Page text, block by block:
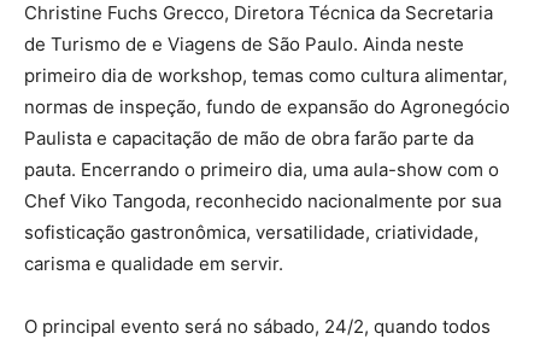
Christine Fuchs Grecco, Diretora Técnica da Secretaria
de Turismo de e Viagens de São Paulo. Ainda neste
primeiro dia de workshop, temas como cultura alimentar,
normas de inspeção, fundo de expansão do Agronegócio
Paulista e capacitação de mão de obra farão parte da
pauta. Encerrando o primeiro dia, uma aula-show com o
Chef Viko Tangoda, reconhecido nacionalmente por sua
sofisticação gastronômica, versatilidade, criatividade,
carisma e qualidade em servir.
O principal evento será no sábado, 24/2, quando todos